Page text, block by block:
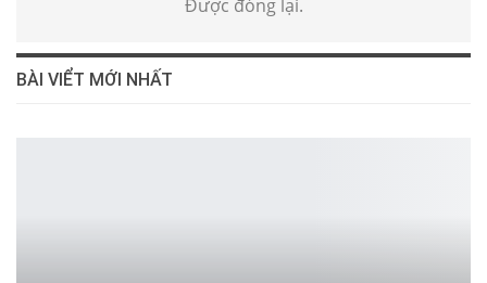
Được đóng lại.
BÀI VIỂT MỚI NHẤT